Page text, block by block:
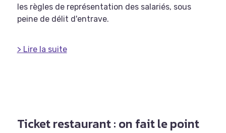
les règles de représentation des salariés, sous
peine de délit d'entrave.
> Lire la suite
Ticket restaurant : on fait le point